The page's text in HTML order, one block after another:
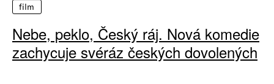
film
Nebe, peklo, Český ráj. Nová komedie
zachycuje svéráz českých dovolených